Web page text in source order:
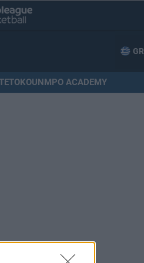
GR
ACADEMY